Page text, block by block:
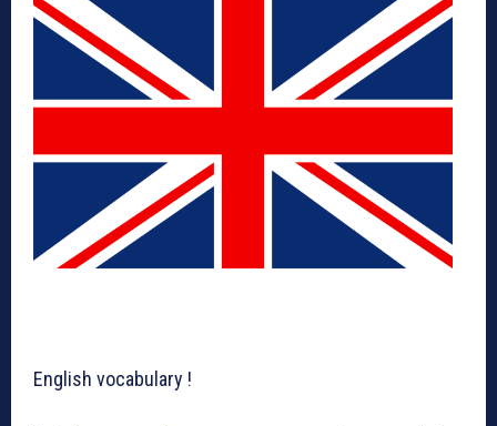
English vocabulary !